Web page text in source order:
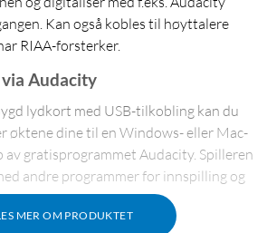
Kan også kobles til høyttalere
RIAA-forsterker.
MER OM PRODUKTET
Audacity
lydkort med USB-tilkobling kan du
øktene dine til en Windows- eller Mac-
av gratisprogrammet Audacity. Spilleren
andre programmer for innspilling og